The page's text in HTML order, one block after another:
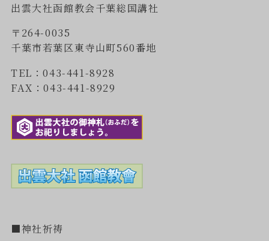
出雲大社函館教会千葉総国講社
〒264-0035
千葉市若葉区東寺山町560番地
TEL：043-441-8928
FAX：043-441-8929
■神社祈祷